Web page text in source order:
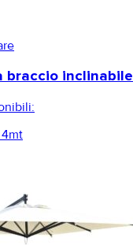
braccio inclinabile